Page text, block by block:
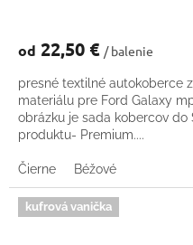
od 22,50 € / balenie
presné textilné autokoberce
materiálu pre Ford Galaxy
obrázku je sada kobercov
produktu- Premium....
Čierne Béžové
kufrová vanička